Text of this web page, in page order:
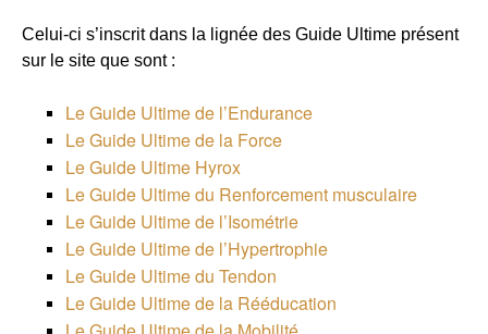
Celui-ci s’inscrit dans la lignée des Guide Ultime présent
sur le site que sont :
Le Guide Ultime de l’Endurance
Le Guide Ultime de la Force
Le Guide Ultime Hyrox
Le Guide Ultime du Renforcement musculaire
Le Guide Ultime de l’Isométrie
Le Guide Ultime de l’Hypertrophie
Le Guide Ultime du Tendon
Le Guide Ultime de la Rééducation